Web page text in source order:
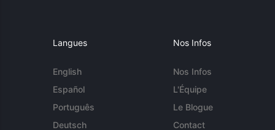
Langues
English
Español
Português
Deutsch
Nos Infos
Nos Infos
L'Équipe
Le Blogue
Contact